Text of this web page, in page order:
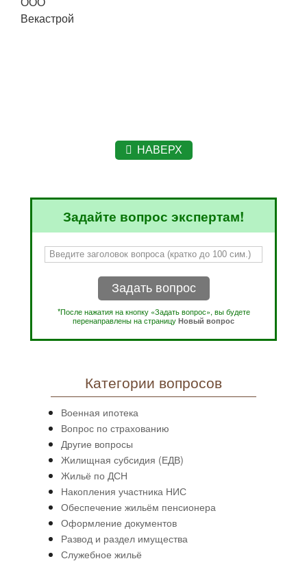
НАВЕРХ
Задайте вопрос экспертам!
Задать вопрос
*После нажатия на кнопку «Задать вопрос», вы будете
перенаправлены на страницуНовый вопрос
Категории вопросов
Военная ипотека
Вопрос по страхованию
Другие вопросы
Жилищная субсидия (ЕДВ)
Жильё по ДСН
Накопления участника НИС
Обеспечение жильём пенсионера
Оформление документов
Развод и раздел имущества
Служебное жильё